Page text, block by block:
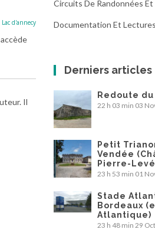
Lac d'annecy
Il
Circuits De Randonnées Et
Documentation Et Lectures
Derniers articles
Redoute du
22 h 03 min 03
Petit
Vendée
Pierre-
23 h 53 min 01
Stade
Bordeaux
Atlantique)
23 h 48 min 29